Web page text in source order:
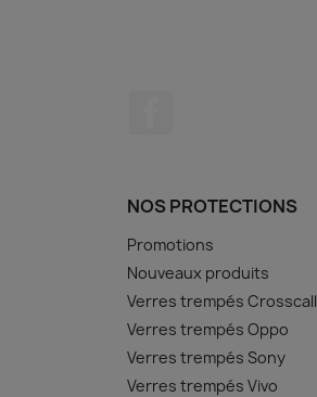
NOS PROTECTIONS
Promotions
Nouveaux produits
Verres trempés Crosscall
Verres trempés Oppo
Verres trempés Sony
Verres trempés Vivo